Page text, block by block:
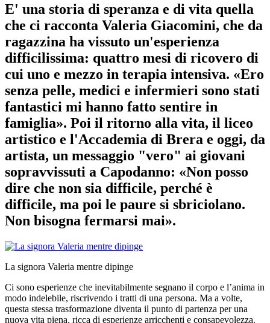
E' una storia di speranza e di vita quella
che ci racconta Valeria Giacomini, che da
ragazzina ha vissuto un'esperienza
difficilissima: quattro mesi di ricovero di
cui uno e mezzo in terapia intensiva. «Ero
senza pelle, medici e infermieri sono stati
fantastici mi hanno fatto sentire in
famiglia». Poi il ritorno alla vita, il liceo
artistico e l'Accademia di Brera e oggi, da
artista, un messaggio "vero" ai giovani
sopravvissuti a Capodanno: «Non posso
dire che non sia difficile, perché è
difficile, ma poi le paure si sbriciolano.
Non bisogna fermarsi mai».
La signora Valeria mentre dipinge
Ci sono esperienze che inevitabilmente segnano il corpo e l’anima in
modo indelebile, riscrivendo i tratti di una persona. Ma a volte,
questa stessa trasformazione diventa il punto di partenza per una
nuova vita piena, ricca di esperienze arricchenti e consapevolezza.